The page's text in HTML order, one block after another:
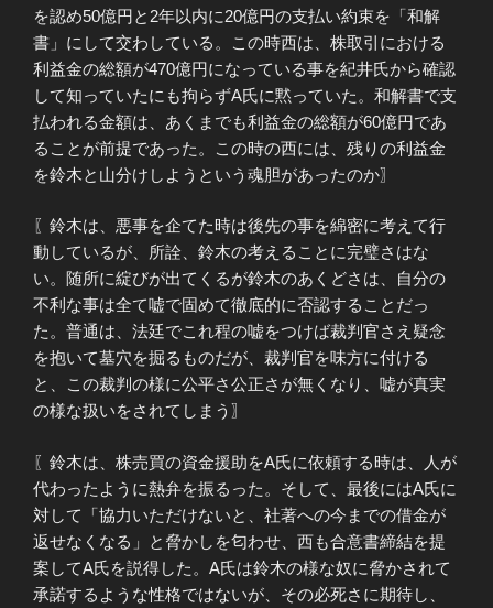
を認め50億円と2年以内に20億円の支払い約束を「和解
書」にして交わしている。この時西は、株取引における
利益金の総額が470億円になっている事を紀井氏から確認
して知っていたにも拘らずA氏に黙っていた。和解書で支
払われる金額は、あくまでも利益金の総額が60億円であ
ることが前提であった。この時の西には、残りの利益金
を鈴木と山分けしようという魂胆があったのか〗
〖鈴木は、悪事を企てた時は後先の事を綿密に考えて行
動しているが、所詮、鈴木の考えることに完璧さはな
い。随所に綻びが出てくるが鈴木のあくどさは、自分の
不利な事は全て嘘で固めて徹底的に否認することだっ
た。普通は、法廷でこれ程の嘘をつけば裁判官さえ疑念
を抱いて墓穴を掘るものだが、裁判官を味方に付ける
と、この裁判の様に公平さ公正さが無くなり、嘘が真実
の様な扱いをされてしまう〗
〖鈴木は、株売買の資金援助をA氏に依頼する時は、人が
代わったように熱弁を振るった。そして、最後にはA氏に
対して「協力いただけないと、社著への今までの借金が
返せなくなる」と脅かしを匂わせ、西も合意書締結を提
案してA氏を説得した。A氏は鈴木の様な奴に脅かされて
承諾するような性格ではないが、その必死さに期待し、